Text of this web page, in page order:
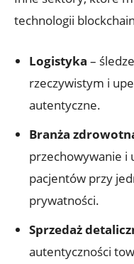
technologii
Logistyka –
rzeczywistym i
autentyczne.
Branża
przechowywanie i
pacjentów przy
prywatności.
Sprzedaż
autentyczności